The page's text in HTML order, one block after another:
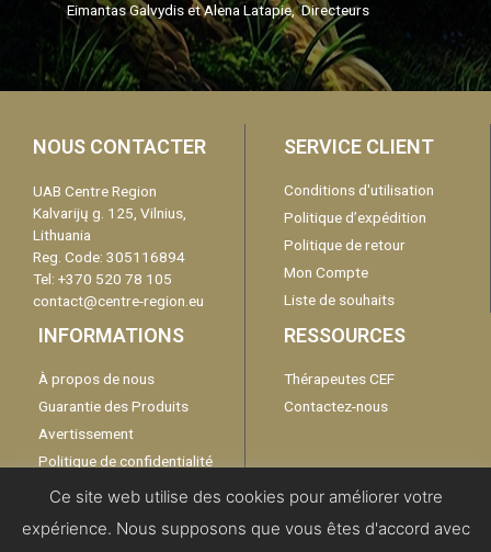
Eimantas Galvydis et Alena Latapie, Directeurs
NOUS CONTACTER
UAB Centre Region
Kalvarijų g. 125, Vilnius,
Lithuania
Reg. Code: 305116894
Tel: +370 520 78 105
contact@centre-region.eu
SERVICE CLIENT
Conditions d'utilisation
Politique d’expédition
Politique de retour
Mon Compte
Liste de souhaits
INFORMATIONS
À propos de nous
Guarantie des Produits
Avertissement
Politique de confidentialité
Catalogue
RESSOURCES
Thérapeutes CEF
Contactez-nous
Ce site web utilise des cookies pour améliorer votre
expérience. Nous supposons que vous êtes d'accord avec